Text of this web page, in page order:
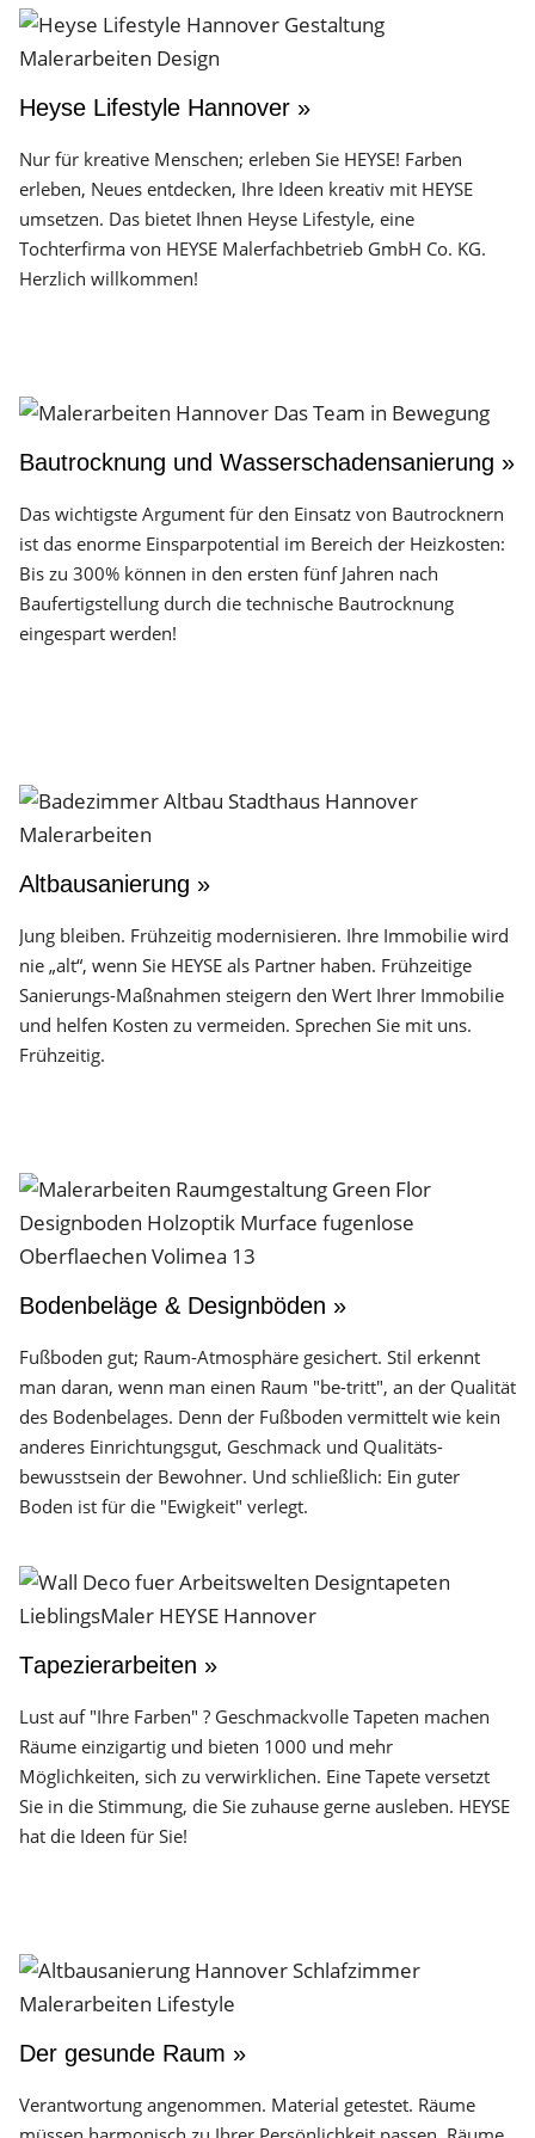
Heyse Lifestyle Hannover »
Nur für kreative Menschen; erleben Sie HEYSE! Farben
erleben, Neues entdecken, Ihre Ideen kreativ mit HEYSE
umsetzen. Das bietet Ihnen Heyse Lifestyle, eine
Tochterfirma von HEYSE Malerfachbetrieb GmbH Co. KG.
Herzlich willkommen!
Bautrocknung und Wasserschadensanierung »
Das wichtigste Argument für den Einsatz von Bautrocknern
ist das enorme Einsparpotential im Bereich der Heizkosten:
Bis zu 300% können in den ersten fünf Jahren nach
Baufertigstellung durch die technische Bautrocknung
eingespart werden!
Altbausanierung »
Jung bleiben. Frühzeitig modernisieren. Ihre Immobilie wird
nie „alt“, wenn Sie HEYSE als Partner haben. Frühzeitige
Sanierungs-Maßnahmen steigern den Wert Ihrer Immobilie
und helfen Kosten zu vermeiden. Sprechen Sie mit uns.
Frühzeitig.
Bodenbeläge & Designböden »
Fußboden gut; Raum-Atmosphäre gesichert. Stil erkennt
man daran, wenn man einen Raum "be-tritt", an der Qualität
des Boden­belages. Denn der Fuß­boden vermittelt wie kein
anderes Einrichtungs­gut, Geschmack und Qualitäts­
bewusstsein der Bewohner. Und schließlich: Ein guter
Boden ist für die "Ewigkeit" verlegt.
Tapezierarbeiten »
Lust auf "Ihre Farben" ? Geschmackvolle Tapeten machen
Räume einzigartig und bieten 1000 und mehr
Möglichkeiten, sich zu verwirklichen. Eine Tapete versetzt
Sie in die Stimmung, die Sie zuhause gerne ausleben. HEYSE
hat die Ideen für Sie!
Der gesunde Raum »
Verantwortung angenommen. Material getestet. Räume